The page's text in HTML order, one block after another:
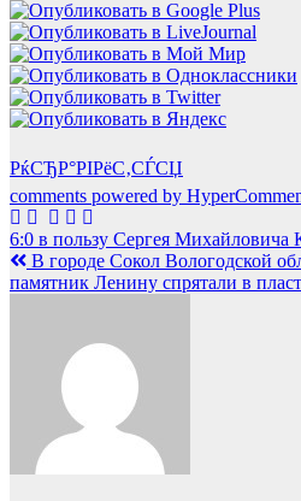
РќСЂР°РІРёС‚СЃСЏ
comments powered by
Навигация
по
6:0 в пользу Сергея Михайловича
В городе Сокол Вологодской
памятник Ленину спрятали в